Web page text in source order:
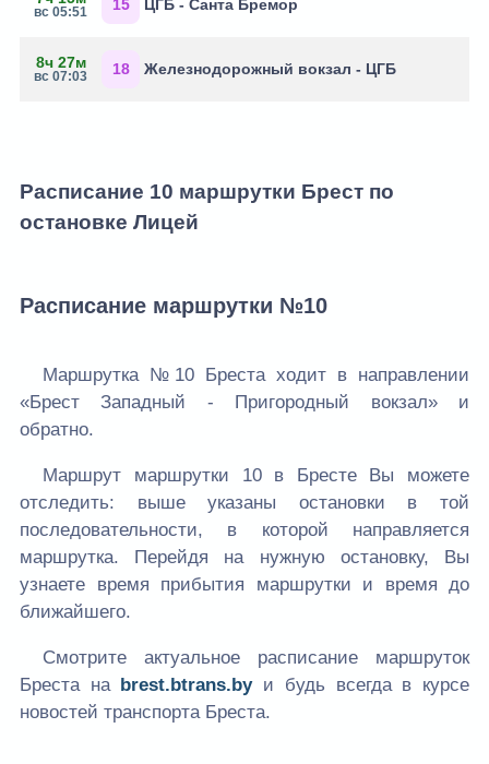
вс 05:51 15 ЦГБ - Санта Бремор
8ч 27м
вс 07:03 18 Железнодорожный вокзал - ЦГБ
Расписание 10 маршрутки Брест по
остановке Лицей
Расписание маршрутки №10
Маршрутка №10 Бреста ходит в направлении
«Брест Западный - Пригородный вокзал» и
обратно.
Маршрут маршрутки 10 в Бресте Вы можете
отследить: выше указаны остановки в той
последовательности, в которой направляется
маршрутка. Перейдя на нужную остановку, Вы
узнаете время прибытия маршрутки и время до
ближайшего.
Смотрите актуальное расписание маршруток
Бреста на brest.btrans.byи будь всегда в курсе
новостей транспорта Бреста.